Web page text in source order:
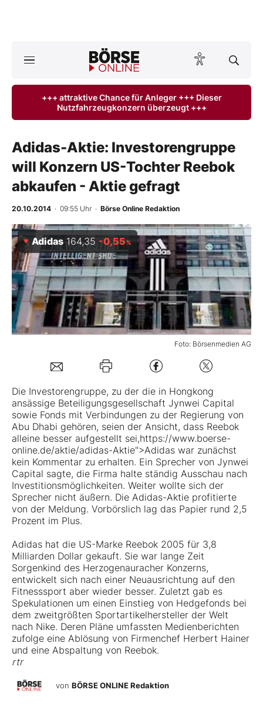
Anlageprodukte
Finanz-Check
Abo & Shop
Experten
Mein B:O
Mein Konto
Folgen Sie uns
+++ attraktive Chance für Anleger +++ Dieser
Nutzfahrzeugkonzern überzeugt +++
Adidas-Aktie: Investorengruppe
will Konzern US-Tochter Reebok
abkaufen - Aktie gefragt
20.10.2014 · 09:55 Uhr · Börse Online Redaktion
Foto: Börsenmedien AG
Adidas 164,35 -0,55%
Die Investorengruppe, zu der die in Hongkong
ansässige Beteiligungsgesellschaft Jynwei Capital
sowie Fonds mit Verbindungen zu der Regierung von
Abu Dhabi gehören, seien der Ansicht, dass Reebok
alleine besser aufgestellt sei,https://www.boerse-
online.de/aktie/adidas-Aktie">Adidas war zunächst
kein Kommentar zu erhalten. Ein Sprecher von Jynwei
Capital sagte, die Firma halte ständig Ausschau nach
Investitionsmöglichkeiten. Weiter wollte sich der
Sprecher nicht äußern. Die Adidas-Aktie profitierte
von der Meldung. Vorbörslich lag das Papier rund 2,5
Prozent im Plus.
Adidas hat die US-Marke Reebok 2005 für 3,8
Milliarden Dollar gekauft. Sie war lange Zeit
Sorgenkind des Herzogenauracher Konzerns,
entwickelt sich nach einer Neuausrichtung auf den
Fitnesssport aber wieder besser. Zuletzt gab es
Spekulationen um einen Einstieg von Hedgefonds bei
dem zweitgrößten Sportartikelhersteller der Welt
nach Nike. Deren Pläne umfassten Medienberichten
zufolge eine Ablösung von Firmenchef Herbert Hainer
und eine Abspaltung von Reebok.
rtr
von BÖRSE ONLINE Redaktion